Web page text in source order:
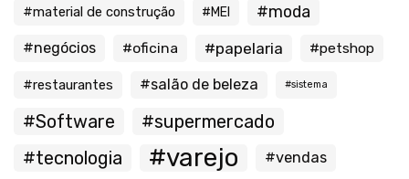
#material de construção #MEI #moda
#negócios #oficina #papelaria #petshop
#restaurantes #salão de beleza #sistema
#Software
#supermercado
#tecnologia
#varejo #vendas